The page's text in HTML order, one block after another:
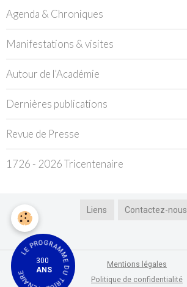
Agenda & Chroniques
Manifestations & visites
Autour de l'Académie
Dernières publications
Revue de Presse
1726 - 2026 Tricentenaire
Liens Contactez-nous
300
ANS
LE PROGRAMME DU TRICENTENAIRE
Mentions légales
Politique de confidentialité